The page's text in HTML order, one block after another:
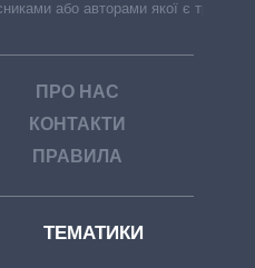
або авторами якої є треті
ПРО НАС
КОНТАКТИ
ПРАВИЛА
ТЕМАТИКИ